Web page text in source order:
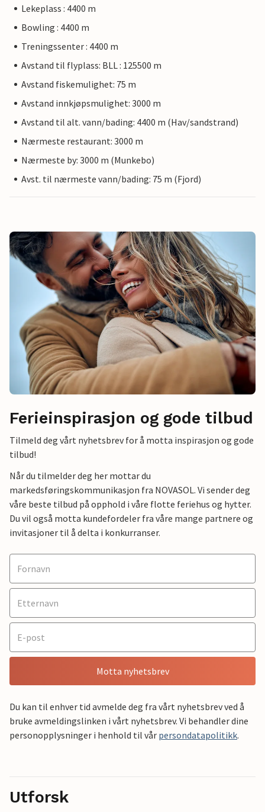
Lekeplass : 4400 m
Bowling : 4400 m
Treningssenter : 4400 m
Avstand til flyplass: BLL : 125500 m
Avstand fiskemulighet: 75 m
Avstand innkjøpsmulighet: 3000 m
Avstand til alt. vann/bading: 4400 m (Hav/sandstrand)
Nærmeste restaurant: 3000 m
Nærmeste by: 3000 m (Munkebo)
Avst. til nærmeste vann/bading: 75 m (Fjord)
Ferieinspirasjon og gode tilbud
Tilmeld deg vårt nyhetsbrev for å motta inspirasjon og gode
tilbud!
Når du tilmelder deg her mottar du
markedsføringskommunikasjon fra NOVASOL. Vi sender deg
våre beste tilbud på opphold i våre flotte feriehus og hytter.
Du vil også motta kundefordeler fra våre mange partnere og
invitasjoner til å delta i konkurranser.
Motta nyhetsbrev
Du kan til enhver tid avmelde deg fra vårt nyhetsbrev ved å
bruke avmeldingslinken i vårt nyhetsbrev. Vi behandler dine
personopplysninger i henhold til vår persondatapolitikk.
Utforsk